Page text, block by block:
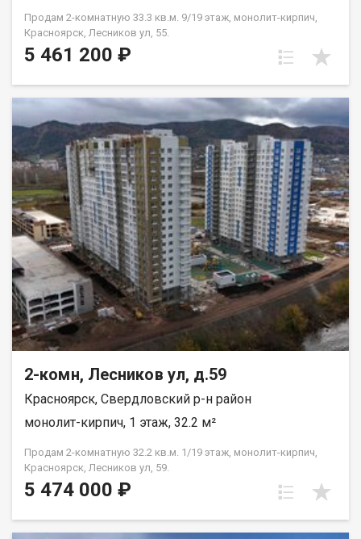
Продам 2-комнатную 33.3 кв.м. 9/19 этаж, монолит-кирпич,
Красноярск, Лесников ул, 55.
5 461 200 ₽
2-комн, Лесников ул, д.59
Красноярск, Свердловский р-н район
монолит-кирпич, 1 этаж, 32.2 м²
Продам 2-комнатную 32.2 кв.м. 1/19 этаж, монолит-кирпич,
Красноярск, Лесников ул, 59.
5 474 000 ₽